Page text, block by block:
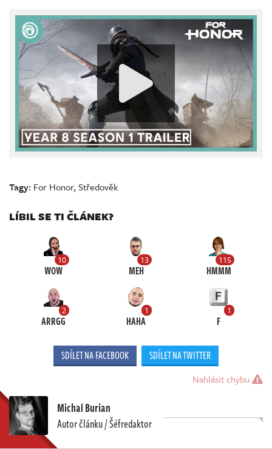
Tagy: For Honor,Středověk
LÍBIL SE TI ČLÁNEK?
10
WOW
13
MEH
115
HMMM
2
ARRGG
1
HAHA
1
F
SDÍLET NA FACEBOOK SDÍLET NA TWITTER
Nahlásit chybu
Michal Burian
Autor článku / Šéfredaktor